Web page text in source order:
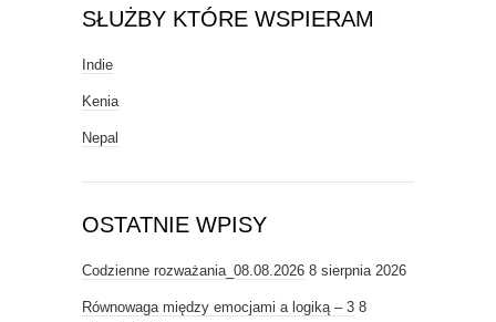
SŁUŻBY KTÓRE WSPIERAM
Indie
Kenia
Nepal
OSTATNIE WPISY
Codzienne rozważania_08.08.2026 8 sierpnia 2026
Równowaga między emocjami a logiką – 3 8